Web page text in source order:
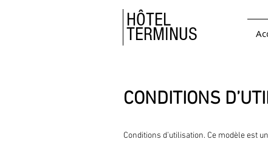
HÔTEL
TERMINUS
CONDITIONS
Conditions d’utilisation. Ce modèle est